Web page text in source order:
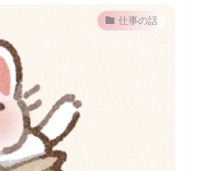
仕事の話